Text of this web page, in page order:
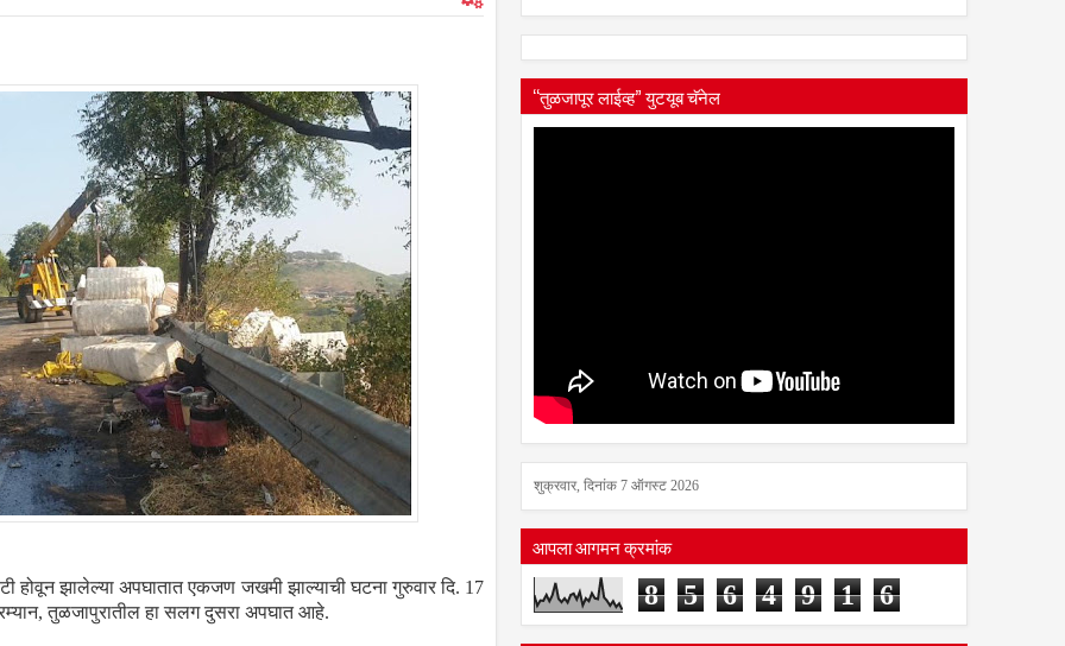
होवून झालेल्या अपघातात एकजण जखमी झाल्याची घटना गुरुवार दि. 17
तुळजापुरातील हा सलग दुसरा अपघात आहे.
“तुळजापूर लाईव्ह” युटयूब चॅनेल
शुक्रवार, दिनांक 7 ऑगस्ट 2026
आपला आगमन क्रमांक
8 5 6 4 9 1 6